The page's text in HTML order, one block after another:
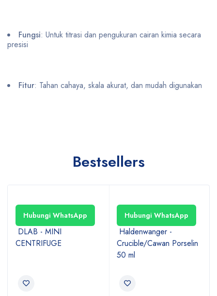
Fungsi: Untuk titrasi dan pengukuran cairan kimia secara
presisi
Fitur: Tahan cahaya, skala akurat, dan mudah digunakan
Bestsellers
Hubungi WhatsApp
DLAB - MINI
CENTRIFUGE
Hubungi WhatsApp
Haldenwanger -
Crucible/Cawan Porselin
50 ml